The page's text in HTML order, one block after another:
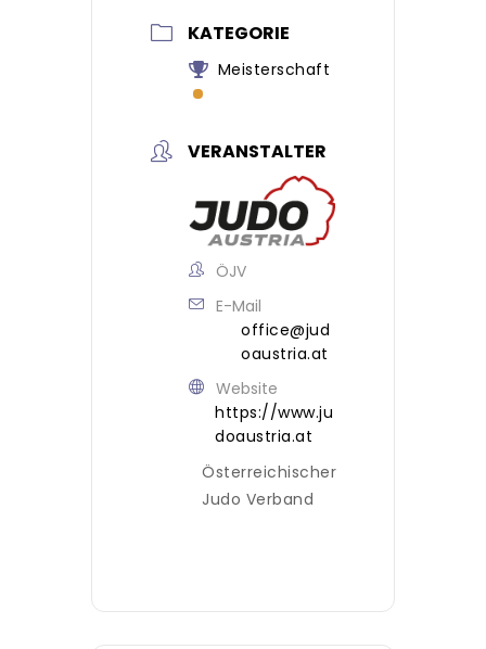
KATEGORIE
Meisterschaft
VERANSTALTER
ÖJV
E-Mail
office@jud
oaustria.at
Website
https://www.ju
doaustria.at
Österreichischer
Judo Verband